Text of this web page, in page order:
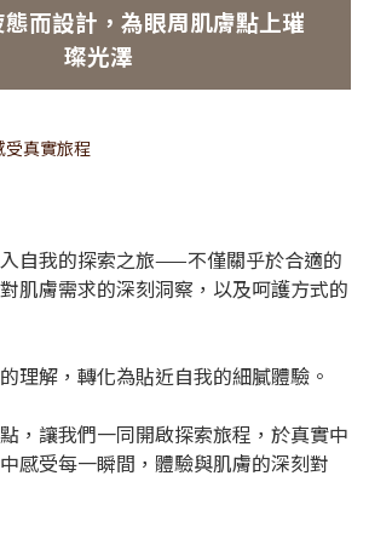
而設計，為眼周肌膚點上璀
璨光澤
自我的探索之旅——不僅關乎於合適的
肌膚需求的深刻洞察，以及呵護方式的
理解，轉化為貼近自我的細膩體驗。
，讓我們一同開啟探索旅程，於真實中
感受每一瞬間，體驗與肌膚的深刻對